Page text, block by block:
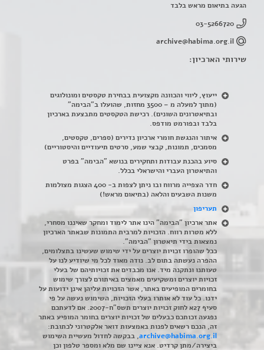
הגעה בתיאום מראש בלבד
03-5266720
archive@habima.org.il
שירותי הארכיון:
ייעוץ, ליווי והכוונה מקצועית בבחירת טקסטים ומונולוגים
(מתוך למעלה מ – 3500 מחזות, שהועלו ב"הבימה"
ובתיאטרונים השונים). רכישת הטקסטים מתבצעת בארכיון
בלבד ובפורמט מודפס.
איתור והנגשת חומרי ארכיון נדירים (ספרים, טקסטים,
מסמכים, תמונות, קבצי שמע, סרטים תיעודיים והיסטוריים)
סיוע בהכנת עבודות ותחקירים בנושא "הבימה" בפרט
והתיאטרון העברי והישראלי בכלל.
חדר הצפייה מרווח ובו ניתן לצפות ב- 400 הצגות מצולמות
משנות השבעים והלאה (בתיאום מראש!)
תעריפון
אתר ארכיון "הבימה" הינו אתר לימוד ומחקר שאיננו מסחרי,
ללא מטרות רווח. הזכויות למרבית התמונות שבאתר הארכיון
נמצאות בידי תיאטרון "הבימה".
ככל שהופרו זכויות יוצרים על ידי שימוש שעשינו בתצלומים,
ההפרה נעשתה בתום לב. נודה מאוד לכל מי שיודיע לנו על
טעותנו ונתקנה מיד. אנו מכבדים את זכויותיהם של בעלי
זכויות יוצרים ומשקיעים מאמצים באיתורם לצורך שימוש
בחומרים המופיעים באתר, אשר הזכויות עליהן אינן ידועות על
ידנו. כל עוד לא אותרו בעלי הזכויות, השימוש נעשה על פי
סעיף 27א לחוק זכויות יוצרים תשס"ח-2007. אם לדעתכם
נפגעה זכותכם כבעלים של זכויות יוצרים בחומר המופיע באתר
זה, הנכם רשאים לפנות באמצעות דואר אלקטרוני לכתובת:
archive@habima.org.il, בבקשה לחדול מעשיית השימוש
ביצירה/מתן קרדיט. אנא ציינו שם מלא ומספר טלפון וכן